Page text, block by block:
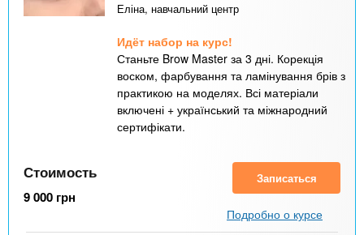
Еліна, навчальний центр
Идёт набор на курс!
Станьте Brow Master за 3 дні. Корекція
воском, фарбування та ламінування брів з
практикою на моделях. Всі матеріали
включені + український та міжнародний
сертифікати.
Стоимость
9 000 грн
Записаться
Подробно о курсе